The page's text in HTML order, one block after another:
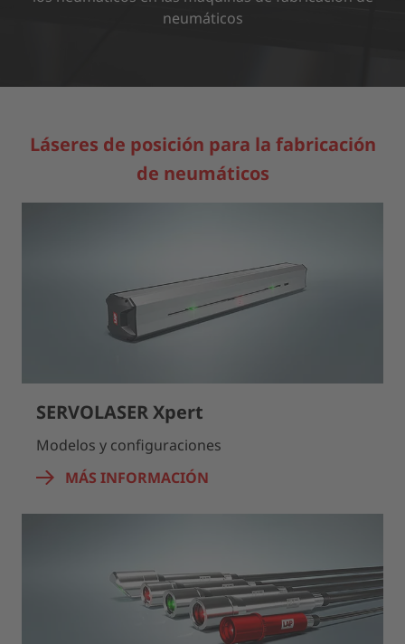
MÁS INFORMACIÓN
neumáticos
Láseres de posición para la fabricación
de neumáticos
SERVOLASER Xpert
Modelos y configuraciones
MÁS INFORMACIÓN